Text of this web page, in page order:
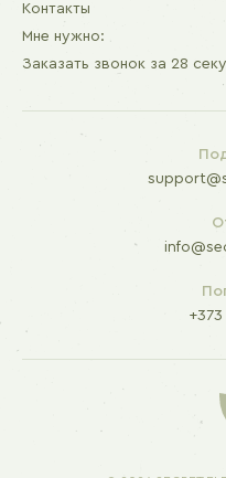
Контакты
Мне нужно:
Заказать звонок за 28
+373